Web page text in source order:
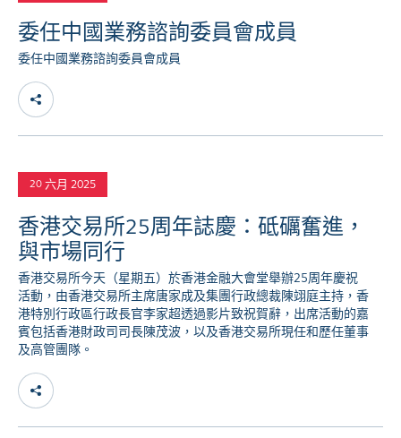
委任中國業務諮詢委員會成員
委任中國業務諮詢委員會成員
20 六月 2025
香港交易所25周年誌慶：砥礪奮進，
與市場同行
香港交易所今天（星期五）於香港金融大會堂舉辦25周年慶祝
活動，由香港交易所主席唐家成及集團行政總裁陳翊庭主持，香
港特別行政區行政長官李家超透過影片致祝賀辭，出席活動的嘉
賓包括香港財政司司長陳茂波，以及香港交易所現任和歷任董事
及高管團隊。